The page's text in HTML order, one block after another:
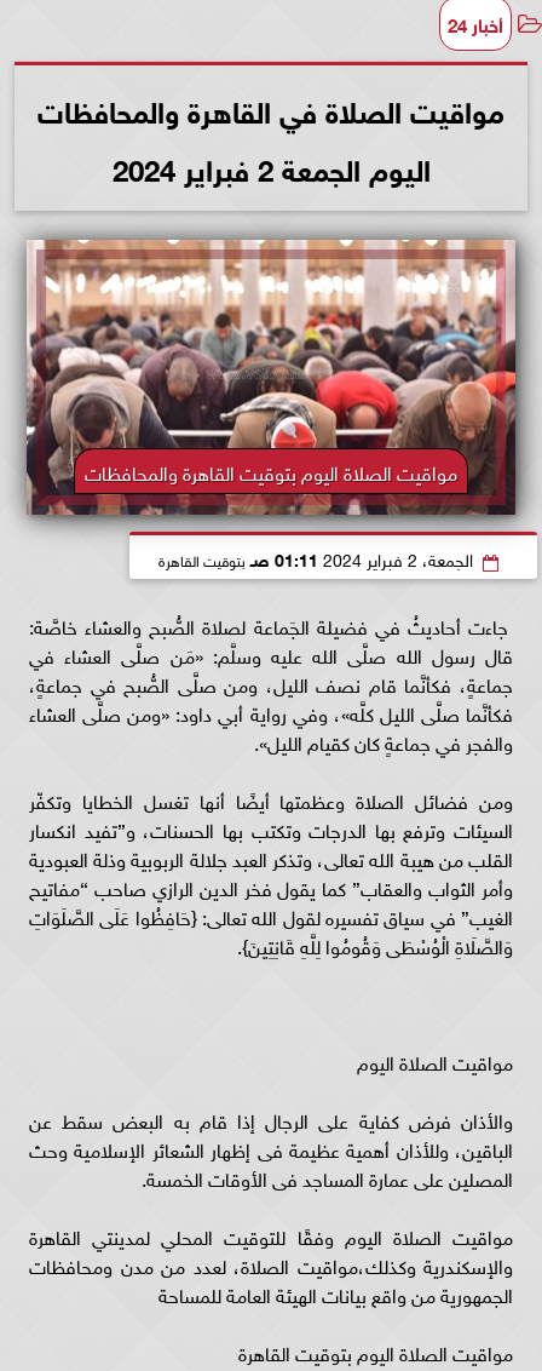
أخبار 24
مواقيت الصلاة في القاهرة والمحافظات
اليوم الجمعة 2 فبراير 2024
مواقيت الصلاة اليوم بتوقيت القاهرة والمحافظات
الجمعة، 2 فبراير 2024 01:11 صـ بتوقيت القاهرة
جاءت أحاديثُ في فضيلة الجَماعة لصلاة الصُّبح والعشاء خاصَّة:
قال رسول الله صلَّى الله عليه وسلَّم: «مَن صلَّى العشاء في
جماعةٍ، فكأنَّما قام نصف الليل، ومن صلَّى الصُّبح في جماعةٍ،
فكأنَّما صلَّى الليل كلَّه»، وفي رواية أبي داود: «ومن صلَّى العشاء
والفجر في جماعةٍ كان كقيام الليل».
ومن فضائل الصلاة وعظمتها أيضًا أنها تغسل الخطايا وتكفّر
السيئات وترفع بها الدرجات وتكتب بها الحسنات، و”تفيد انكسار
القلب من هيبة الله تعالى، وتذكر العبد جلالة الربوبية وذلة العبودية
وأمر الثواب والعقاب” كما يقول فخر الدين الرازي صاحب “مفاتيح
الغيب” في سياق تفسيره لقول الله تعالى: {حَافِظُوا عَلَى الصَّلَوَاتِ
وَالصَّلَاةِ الْوُسْطَى وَقُومُوا لِلَّهِ قَانِتِينَ}.
مواقيت الصلاة اليوم
والأذان فرض كفاية على الرجال إذا قام به البعض سقط عن
الباقين، وللأذان أهمية عظيمة فى إظهار الشعائر الإسلامية وحث
المصلين على عمارة المساجد فى الأوقات الخمسة.
مواقيت الصلاة اليوم وفقًا للتوقيت المحلي لمدينتي القاهرة
والإسكندرية وكذلك،مواقيت الصلاة، لعدد من مدن ومحافظات
الجمهورية من واقع بيانات الهيئة العامة للمساحة
مواقيت الصلاة اليوم بتوقيت القاهرة